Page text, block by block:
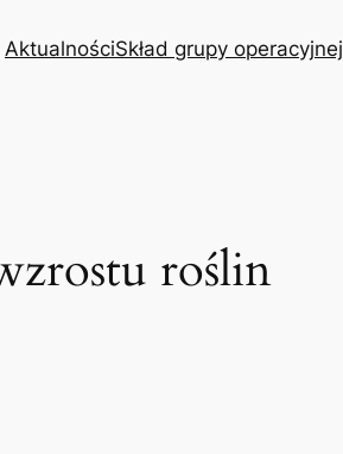
AktualnościSkład grupy operacyjnej
roślin